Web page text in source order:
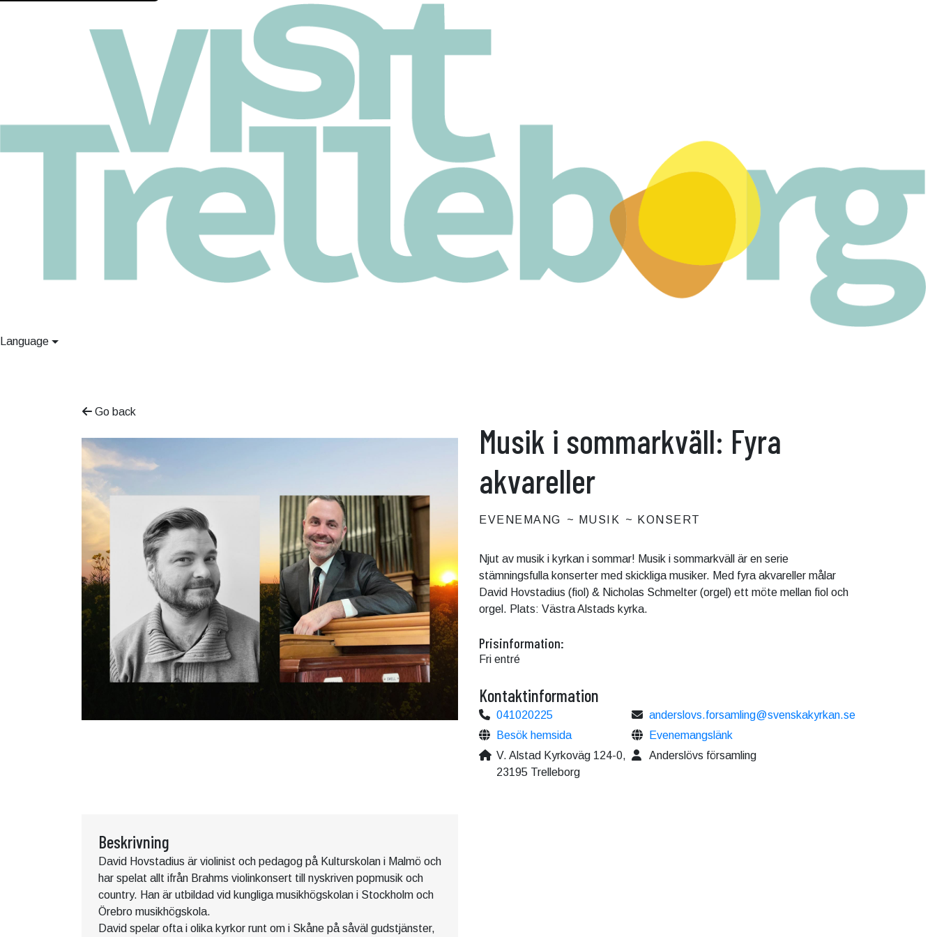
Language
Go back
Musik i sommarkväll: Fyra
akvareller
EVENEMANG MUSIK KONSERT
Njut av musik i kyrkan i sommar! Musik i sommarkväll är en serie
stämningsfulla konserter med skickliga musiker. Med fyra akvareller målar
David Hovstadius (fiol) & Nicholas Schmelter (orgel) ett möte mellan fiol och
orgel. Plats: Västra Alstads kyrka.
Prisinformation:
Fri entré
Kontaktinformation
041020225
anderslovs.forsamling@svenskakyrkan.se
Besök hemsida
Evenemangslänk
V. Alstad Kyrkoväg 124-0,
23195 Trelleborg
Anderslövs församling
Beskrivning
David Hovstadius är violinist och pedagog på Kulturskolan i Malmö och
har spelat allt ifrån Brahms violinkonsert till nyskriven popmusik och
country. Han är utbildad vid kungliga musikhögskolan i Stockholm och
Örebro musikhögskola.
David spelar ofta i olika kyrkor runt om i Skåne på såväl gudstjänster,